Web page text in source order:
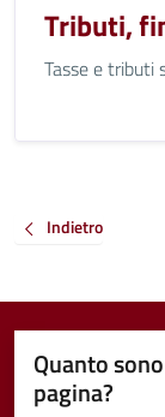
Tributi,
Tasse e tributi
Indietro
Quanto
pagina?